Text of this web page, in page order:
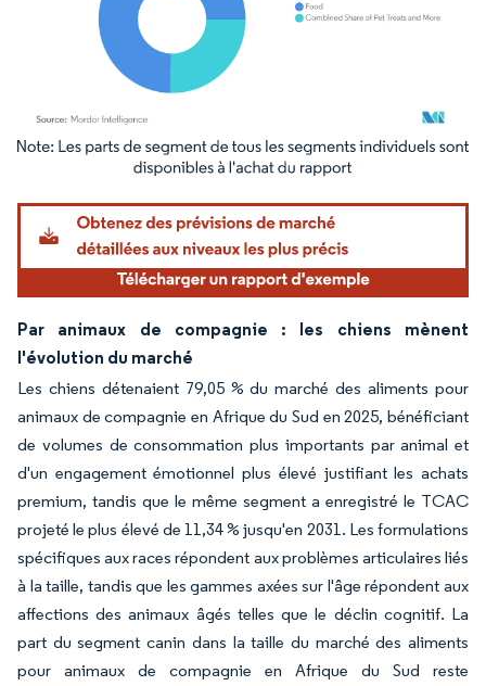
Image © Mordor Intelligence. La réutilisation nécessite une attribution sous CC BY
Par animaux de compagnie : les chiens mènent
l'évolution du marché
Les chiens détenaient 79,05 % du marché des aliments pour
animaux de compagnie en Afrique du Sud en 2025, bénéficiant
de volumes de consommation plus importants par animal et
d'un engagement émotionnel plus élevé justifiant les achats
premium, tandis que le même segment a enregistré le TCAC
projeté le plus élevé de 11,34 % jusqu'en 2031. Les formulations
spécifiques aux races répondent aux problèmes articulaires liés
à la taille, tandis que les gammes axées sur l'âge répondent aux
affections des animaux âgés telles que le déclin cognitif. La
part du segment canin dans la taille du marché des aliments
pour animaux de compagnie en Afrique du Sud reste